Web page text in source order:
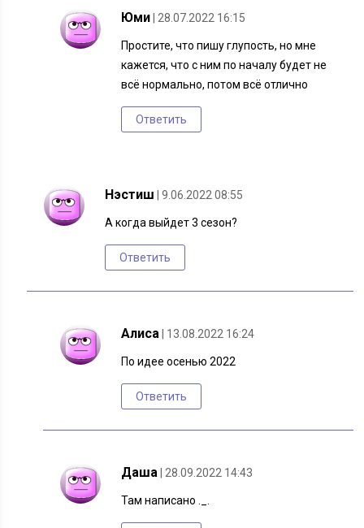
Юми | 28.07.2022 16:15
Простите, что пишу глупость, но мне
кажется, что с ним по началу будет не
всё нормально, потом всё отлично
Ответить
Нэстиш | 9.06.2022 08:55
А когда выйдет 3 сезон?
Ответить
Алиса | 13.08.2022 16:24
По идее осенью 2022
Ответить
Даша | 28.09.2022 14:43
Там написано ._.